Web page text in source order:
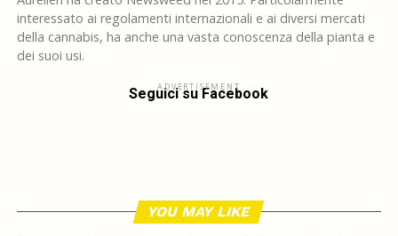
interessato ai regolamenti internazionali e ai diversi mercati
della cannabis, ha anche una vasta conoscenza della pianta e
dei suoi usi.
ADVERTISEMENT
Seguici su Facebook
YOU MAY LIKE